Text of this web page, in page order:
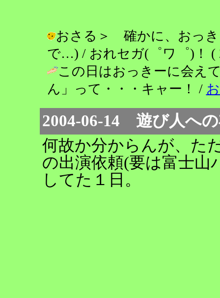
おさる＞ 確かに、おっき
で…) / おれセガ(゜ワ゜)！ (
この日はおっきーに会え
ん」って・・・キャー！ /
2004-06-14 遊び人へ
何故か分からんが、た
の出演依頼(要は富士山
してた１日。